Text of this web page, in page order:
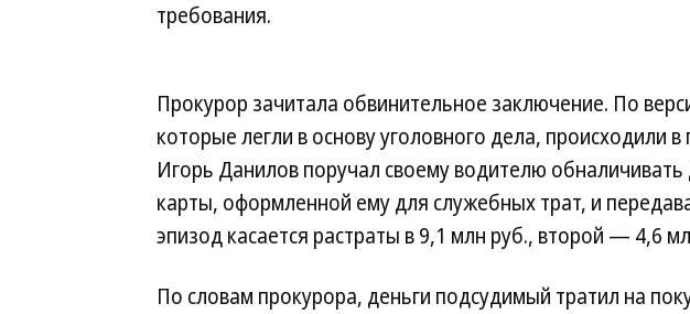
требования.
Прокурор зачитала обвинительное заключение. По
которые легли в основу уголовного дела, происходили
Игорь Данилов поручал своему водителю обналичивать
карты, оформленной ему для служебных трат, и
эпизод касается растраты в 9,1 млн руб., второй — 4,6
По словам прокурора, деньги подсудимый тратил на